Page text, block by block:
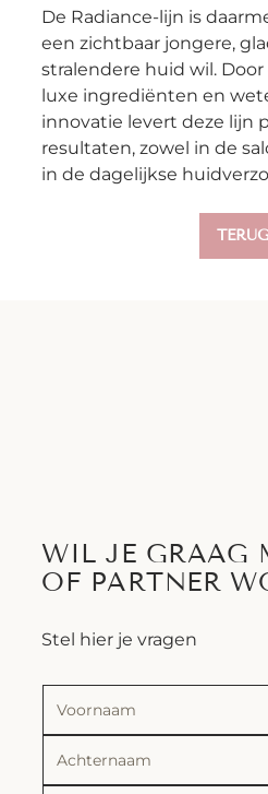
De Radiance-lijn is
een zichtbaar jongere,
stralendere huid wil.
luxe ingrediënten en
innovatie levert deze lijn
resultaten, zowel in de
in de dagelijkse
TERUG
WIL JE GRAAG
OF PARTNER
Stel hier je vragen